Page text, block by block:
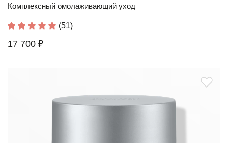
Комплексный омолаживающий уход
(51)
17 700 ₽